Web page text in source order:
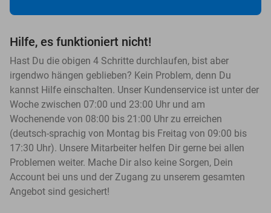
Hilfe, es funktioniert nicht!
Hast Du die obigen 4 Schritte durchlaufen, bist aber
irgendwo hängen geblieben? Kein Problem, denn Du
kannst Hilfe einschalten. Unser Kundenservice ist unter der
Woche zwischen 07:00 und 23:00 Uhr und am
Wochenende von 08:00 bis 21:00 Uhr zu erreichen
(deutsch-sprachig von Montag bis Freitag von 09:00 bis
17:30 Uhr). Unsere Mitarbeiter helfen Dir gerne bei allen
Problemen weiter. Mache Dir also keine Sorgen, Dein
Account bei uns und der Zugang zu unserem gesamten
Angebot sind gesichert!